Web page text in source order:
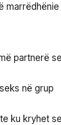
partnerë
në grup
ku kryhet